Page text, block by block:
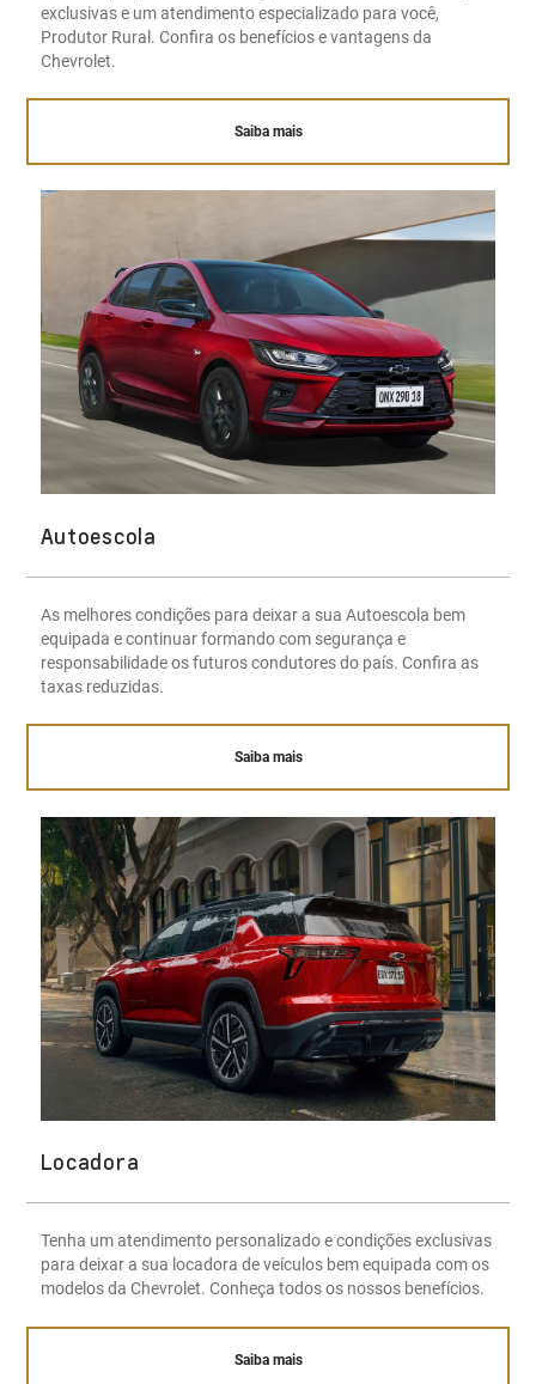
exclusivas e um atendimento especializado para você,
Produtor Rural. Confira os benefícios e vantagens da
Chevrolet.
Saiba mais
Autoescola
As melhores condições para deixar a sua Autoescola bem
equipada e continuar formando com segurança e
responsabilidade os futuros condutores do país. Confira as
taxas reduzidas.
Saiba mais
Locadora
Tenha um atendimento personalizado e condições exclusivas
para deixar a sua locadora de veículos bem equipada com os
modelos da Chevrolet. Conheça todos os nossos benefícios.
Saiba mais